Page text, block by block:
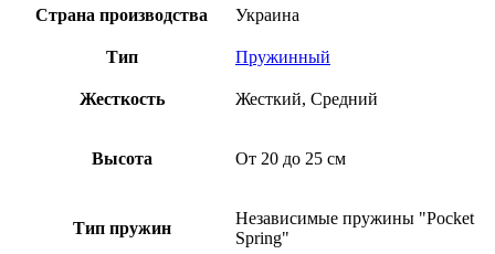
Страна производства Украина
Тип Пружинный
Жесткость Жесткий, Средний
Высота От 20 до 25 см
Тип пружин
Независимые пружины "Pocket
Spring"